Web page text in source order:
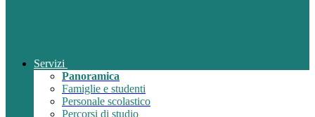
Servizi
Panoramica
Famiglie e studenti
Personale scolastico
Percorsi di studio